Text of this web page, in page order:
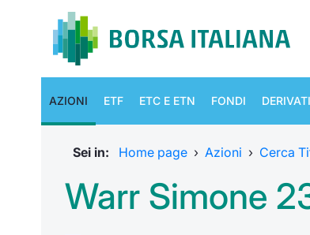
AZIONI ETF ETC E ETN FONDI DERIVATI
Sei in: Home page › Azioni › Cerca
Warr Simone